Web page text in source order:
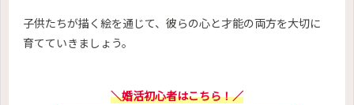
子供たちが描く絵を通じて、彼らの心と才能の両方を大切に
育てていきましょう。
＼婚活初心者はこちら！／